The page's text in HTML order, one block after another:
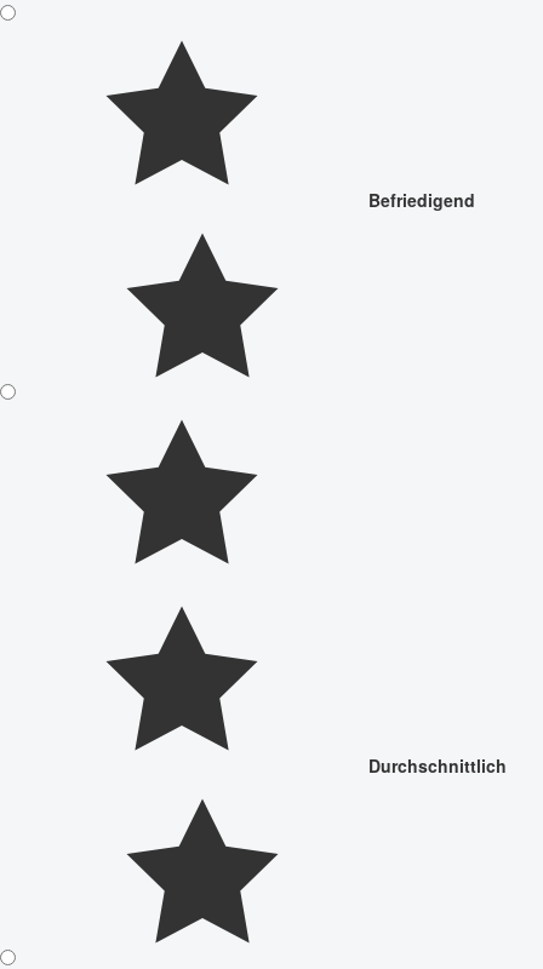
Befriedigend
Durchschnittlich